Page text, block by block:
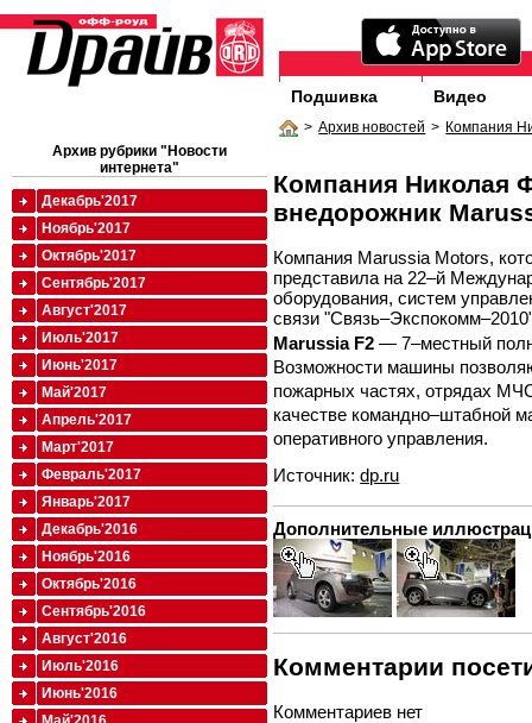
Подшивка Видео
> Архив новостей > Компания
Компания Николая
внедорожник
Компания Marussia Motors,
представила на 22–й
оборудования, систем
связи
Marussia F2— 7–местный
Возможности машины
пожарных частях, отрядах
качестве командно–штабной
оперативного управления.
Источник:dp.ru
Дополнительные
Комментарии
Комментариев нет
Архив рубрики "Новости
интернета"
Декабрь'2017
Ноябрь'2017
Октябрь'2017
Сентябрь'2017
Август'2017
Июль'2017
Июнь'2017
Май'2017
Апрель'2017
Март'2017
Февраль'2017
Январь'2017
Декабрь'2016
Ноябрь'2016
Октябрь'2016
Сентябрь'2016
Август'2016
Июль'2016
Июнь'2016